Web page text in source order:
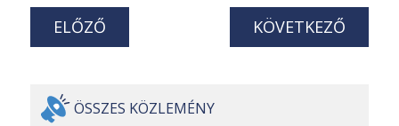
ELŐZŐ KÖVETKEZŐ
ÖSSZES KÖZLEMÉNY